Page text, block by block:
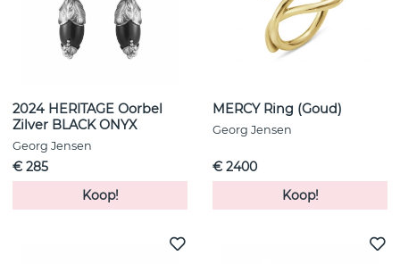
2024 HERITAGE Oorbel
Zilver BLACK ONYX
Georg Jensen
€ 285
Koop!
MERCY Ring (Goud)
Georg Jensen
€ 2400
Koop!